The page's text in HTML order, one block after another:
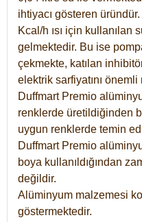
ihtiyacı gösteren
Kcal/h ısı için kullanılan
gelmektedir. Bu ise
çekmekte, katılan
elektrik sarfiyatını
Duffmart Premio
renklerde üretildiğinden
uygun renklerde temin
Duffmart Premio
boya kullanıldığından
değildir.
Alüminyum malzemesi
göstermektedir.